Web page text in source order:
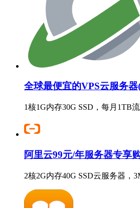
全球最便宜的VPS云服务器
1核1G内存30G SSD，每月1TB
阿里云99元/年服务器专享
2核2G内存40G SSD云服务器，